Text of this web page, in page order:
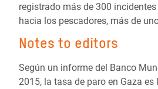
registrado más de 300
hacia los pescadores, más de
Notes to editors
Según un informe del Banco
2015, la tasa de paro en Gaza